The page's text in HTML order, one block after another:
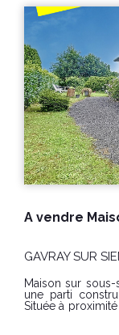
A vendre Maison Gavray 4 pièce(s) proche des commodités avec constructible.
764 m² dont
de Gavray
cette maison
LE
cette maison situér sur